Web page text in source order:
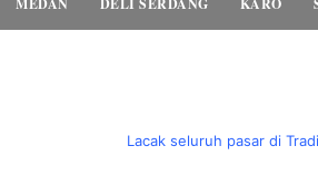
MEDAN DELI SERDANG KARO
Lacak seluruh pasar di